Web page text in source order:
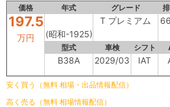
価格 年式 グレード
197.5
万円 (昭和-1925)
T プレミアム
型式 車検 シフト
B38A 2029/03 IAT
安く買う（無料 相場・出品情報配信）
高く売る（無料 相場情報配信）